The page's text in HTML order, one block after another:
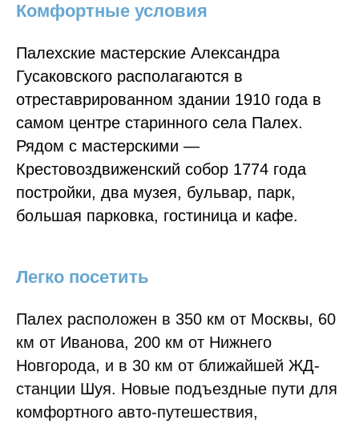
Комфортные условия
Палехские мастерские Александра
Гусаковского располагаются в
отреставрированном здании 1910 года в
самом центре старинного села Палех.
Рядом с мастерскими —
Крестовоздвиженский собор 1774 года
постройки, два музея, бульвар, парк,
большая парковка, гостиница и кафе.
Легко посетить
Палех расположен в 350 км от Москвы, 60
км от Иванова, 200 км от Нижнего
Новгорода, и в 30 км от ближайшей ЖД-
станции Шуя. Новые подъездные пути для
комфортного авто-путешествия,